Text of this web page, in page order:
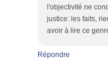
l'objectivité ne
justice: les faits,
avoir à lire ce
Répondre